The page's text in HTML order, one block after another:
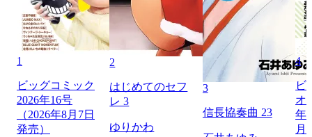
1
ビッグコミック
2026年16号
（2026年8月7日
発売）
2
はじめてのセフ
レ 3
ゆりかわ
3
信長協奏曲 23
4
ビ
オ
年
月